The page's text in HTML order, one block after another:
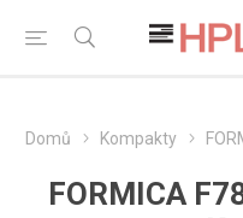
Domů Kompakty
FORMICA